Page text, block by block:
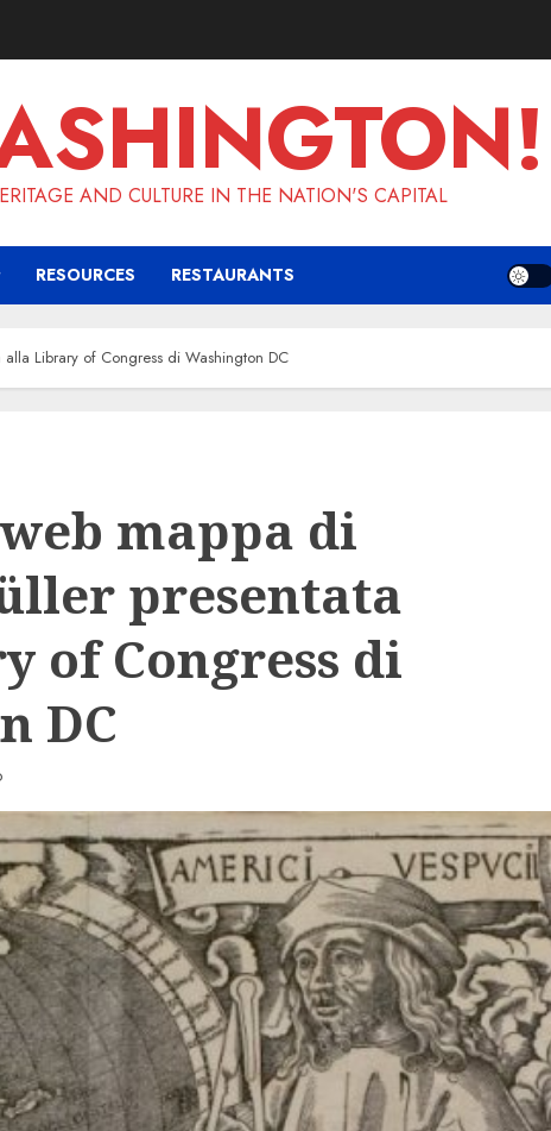
AND CULTURE IN THE NATION'S CAPITAL
RESOURCES RESTAURANTS
Library of Congress di Washington DC
mappa di
presentata
of Congress di
DC